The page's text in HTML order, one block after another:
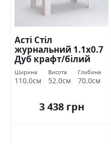
Асті Стіл
журнальний 1.1х0.7
Дуб крафт/білий
глянець Міромарк
Ширина
110.0см
Висота
52.0см
Глибина
70.0см
3 438 грн